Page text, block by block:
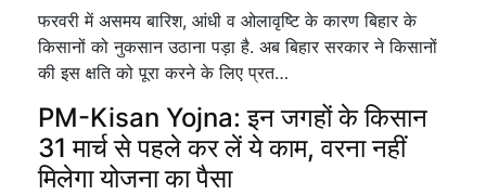
फरवरी में असमय बारिश, आंधी व ओलावृष्टि के कारण बिहार के
किसानों को नुकसान उठाना पड़ा है. अब बिहार सरकार ने किसानों
की इस क्षति को पूरा करने के लिए प्रत…
PM-Kisan Yojna: इन जगहों के किसान
31 मार्च से पहले कर लें ये काम, वरना नहीं
मिलेगा योजना का पैसा